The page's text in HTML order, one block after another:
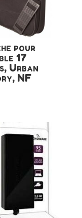
pour
17
Urban
NF